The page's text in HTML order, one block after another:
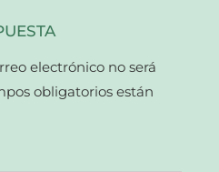
electrónico no será
obligatorios están